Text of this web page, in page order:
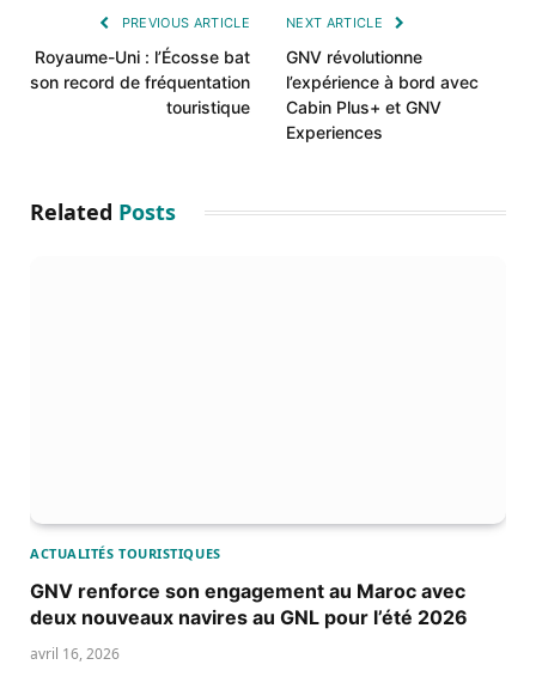
PREVIOUS ARTICLE
Royaume-Uni : l’Écosse bat
son record de fréquentation
touristique
NEXT ARTICLE
GNV révolutionne
l’expérience à bord avec
Cabin Plus+ et GNV
Experiences
Related Posts
ACTUALITÉS TOURISTIQUES
GNV renforce son engagement au Maroc avec
deux nouveaux navires au GNL pour l’été 2026
avril 16, 2026